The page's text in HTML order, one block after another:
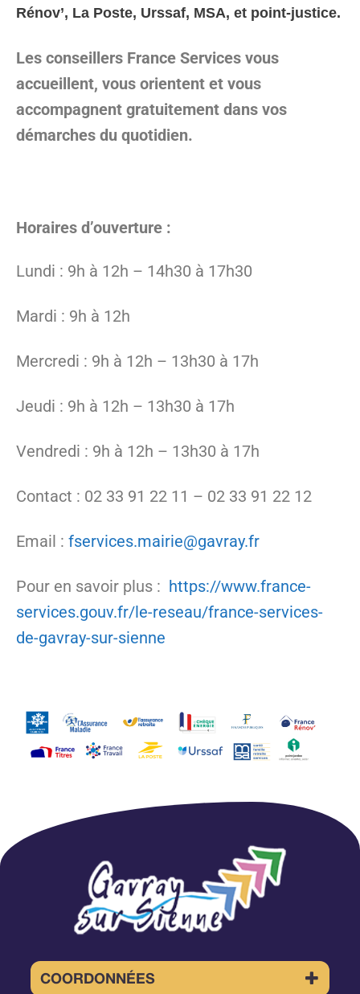
Rénov’, La Poste, Urssaf, MSA, et point-justice.
Les conseillers France Services vous
accueillent, vous orientent et vous
accompagnent gratuitement dans vos
démarches du quotidien.
Horaires d’ouverture :
Lundi : 9h à 12h – 14h30 à 17h30
Mardi : 9h à 12h
Mercredi : 9h à 12h – 13h30 à 17h
Jeudi : 9h à 12h – 13h30 à 17h
Vendredi : 9h à 12h – 13h30 à 17h
Contact : 02 33 91 22 11 – 02 33 91 22 12
Email : fservices.mairie@gavray.fr
Pour en savoir plus : https://www.france-
services.gouv.fr/le-reseau/france-services-
de-gavray-sur-sienne
COORDONNÉES